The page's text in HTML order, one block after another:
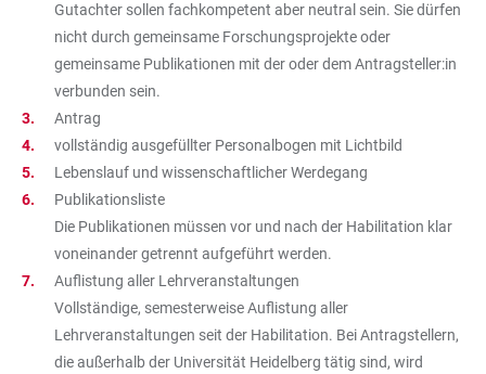
Gutachter sollen fachkompetent aber neutral sein. Sie dürfen
nicht durch gemeinsame Forschungsprojekte oder
gemeinsame Publikationen mit der oder dem Antragsteller:in
verbunden sein.
Antrag
vollständig ausgefüllter Personalbogen mit Lichtbild
Lebenslauf und wissenschaftlicher Werdegang
Publikationsliste
Die Publikationen müssen vor und nach der Habilitation klar
voneinander getrennt aufgeführt werden.
Auflistung aller Lehrveranstaltungen
Vollständige, semesterweise Auflistung aller
Lehrveranstaltungen seit der Habilitation. Bei Antragstellern,
die außerhalb der Universität Heidelberg tätig sind, wird